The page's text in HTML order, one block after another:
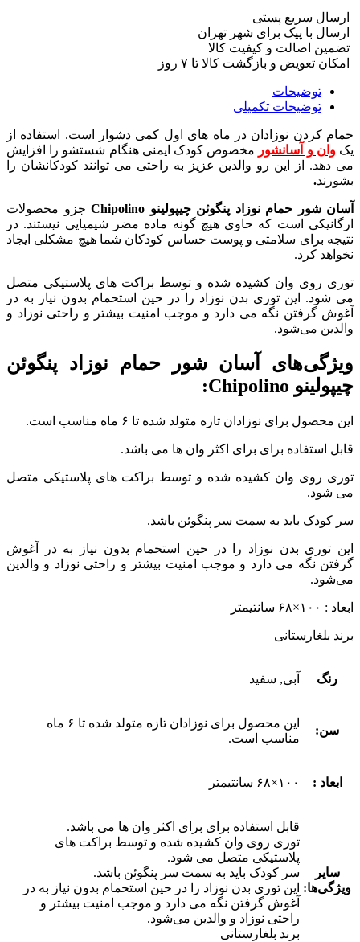
ارسال سریع پستی
ارسال با پیک برای شهر تهران
تضمین اصالت و کیفیت کالا
امکان تعویض و بازگشت کالا تا ۷ روز
توضیحات
توضیحات تکمیلی
حمام کردن نوزادان در ماه های اول کمی دشوار است. استفاده از
یکوان و آسانشور مخصوص کودک ایمنی هنگام شستشو را افزایش
می دهد. از این رو والدین عزیز به راحتی می توانند کودکانشان را
بشورند.
آسان شور حمام نوزاد پنگوئن چیپولینو Chipolino
جزو محصولات
ارگانیکی است که حاوی هیچ گونه ماده مضر شیمیایی نیستند. در
نتیجه برای سلامتی و پوست حساس کودکان شما هیچ مشکلی ایجاد
نخواهد کرد.
توری روی وان کشیده شده و توسط براکت های پلاستیکی متصل
می شود. این توری بدن نوزاد را در حین استحمام بدون نیاز به در
آغوش گرفتن نگه می دارد و موجب امنیت بیشتر و راحتی نوزاد و
والدین می‌شود.
ویژگی‌های آسان شور حمام نوزاد پنگوئن
چیپولینو Chipolino:
این محصول برای نوزادان تازه متولد شده تا ۶ ماه مناسب است.
قابل استفاده برای برای اکثر وان ها می باشد.
توری روی وان کشیده شده و توسط براکت های پلاستیکی متصل
می شود.
سر کودک باید به سمت سر پنگوئن باشد.
این توری بدن نوزاد را در حین استحمام بدون نیاز به در آغوش
گرفتن نگه می دارد و موجب امنیت بیشتر و راحتی نوزاد و والدین
می‌شود.
ابعاد : ۱۰۰×۶۸ سانتیمتر
برند بلغارستانی
رنگ آبی, سفید
سن:
این محصول برای نوزادان تازه متولد شده تا ۶ ماه
مناسب است.
ابعاد : ۱۰۰×۶۸ سانتیمتر
سایر
ویژگی‌ها:
قابل استفاده برای برای اکثر وان ها می باشد.
توری روی وان کشیده شده و توسط براکت های
پلاستیکی متصل می شود.
سر کودک باید به سمت سر پنگوئن باشد.
این توری بدن نوزاد را در حین استحمام بدون نیاز به در
آغوش گرفتن نگه می دارد و موجب امنیت بیشتر و
راحتی نوزاد و والدین می‌شود.
برند بلغارستانی